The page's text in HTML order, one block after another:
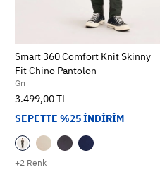
+2 Renk
Smart 360 Comfort Knit Skinny
Fit Chino Pantolon
Gri
3.499,00 TL
SEPETTE %25 İNDİRİM